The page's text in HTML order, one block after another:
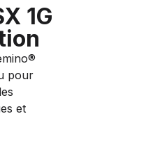
1G
pour
et